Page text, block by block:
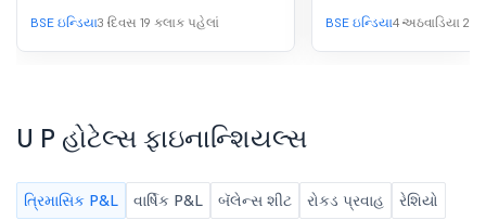
લેવા અને મંજૂરી આપવા માટે અમે તમને
જાણ કરવા માંગીએ છીએ કે
સિક્યોરિટીઝ એન્ડ એક્સચેન્જ બોર્ડ
રેગ્યુલેશન, 2015ના રેગ્યુલેશન 29 અને
30 અનુસાર, કંપનીના બોર્ડ ઓફ
2026ના રોજ યોજાશે અને અન્ય
બાબતોની સાથે 30 જૂન, 2026ના રોજ
BSE ઇન્ડિયા3 દિવસ 19 કલાક પહેલાં BSE ઇન્ડિયા4 અઠવાડિયા 2
U P હોટેલ્સ ફાઇનાન્શિયલ્સ
ત્રિમાસિક P&L વાર્ષિક P&L બૅલેન્સ શીટ રોકડ પ્રવાહ રેશિયો